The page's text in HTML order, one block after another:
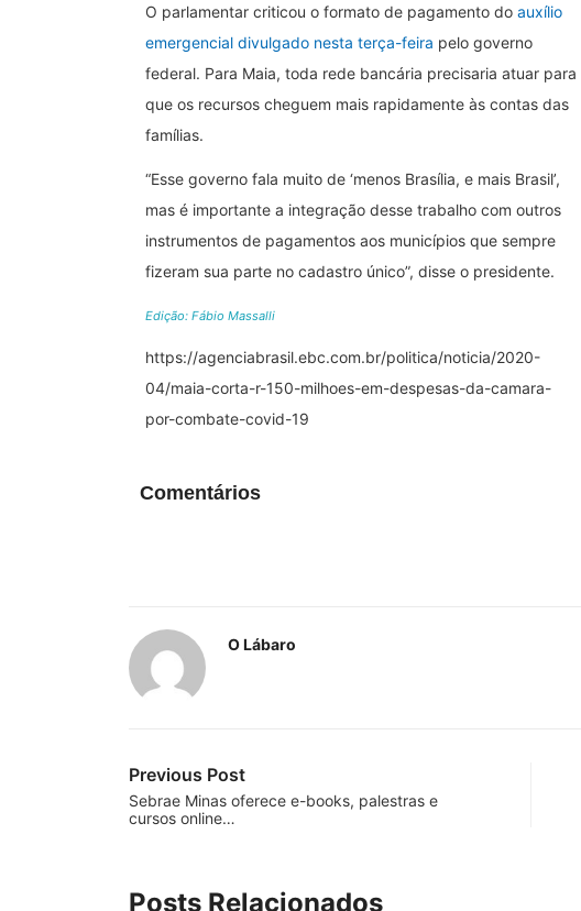
O parlamentar criticou o formato de pagamento do auxílio
emergencial divulgado nesta terça-feira pelo governo
federal. Para Maia, toda rede bancária precisaria atuar para
que os recursos cheguem mais rapidamente às contas das
famílias.
“Esse governo fala muito de ‘menos Brasília, e mais Brasil’,
mas é importante a integração desse trabalho com outros
instrumentos de pagamentos aos municípios que sempre
fizeram sua parte no cadastro único”, disse o presidente.
Edição: Fábio Massalli
https://agenciabrasil.ebc.com.br/politica/noticia/2020-
04/maia-corta-r-150-milhoes-em-despesas-da-camara-
por-combate-covid-19
Comentários
O Lábaro
Previous Post
Sebrae Minas oferece e-books, palestras e
cursos online…
Posts Relacionados